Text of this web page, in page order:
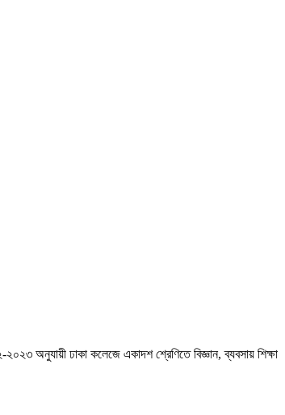
২০২৩ অনুযায়ী ঢাকা কলেজে একাদশ শ্রেণিতে বিজ্ঞান, ব্যবসায় শিক্ষা